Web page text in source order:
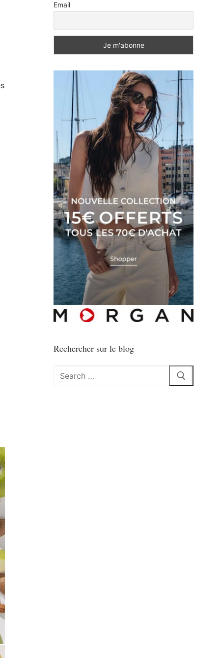
Email
Rechercher sur le blog
Rechercher